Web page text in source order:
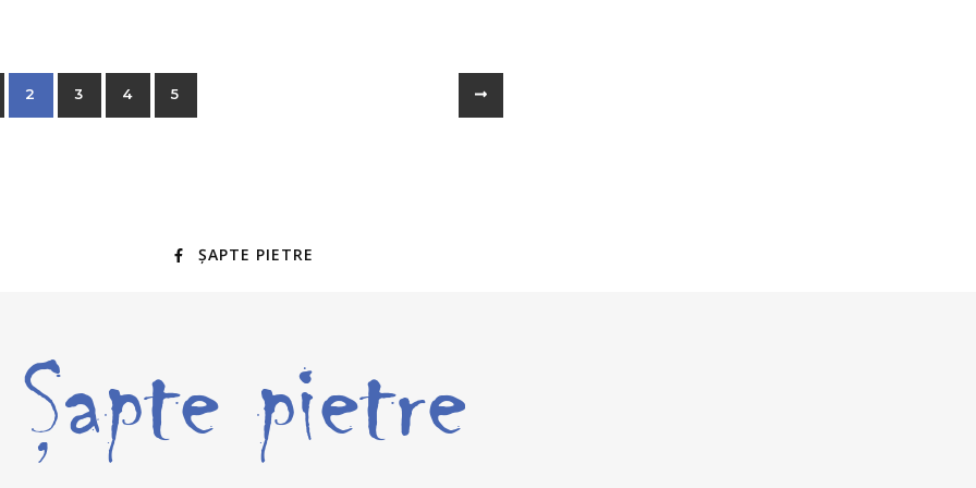
2 3 4 5
ȘAPTE PIETRE